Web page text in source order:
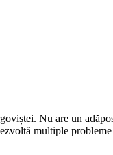
Nu are un
multiple